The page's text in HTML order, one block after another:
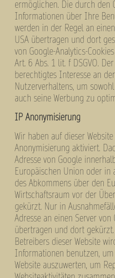
ermöglichen. Die durch den
Informationen über Ihre
werden in der Regel an
USA übertragen und dort
von Google-Analytics-
Art. 6 Abs. 1 lit. f DSGVO.
berechtigtes Interesse an
Nutzerverhaltens, um
auch seine Werbung zu
IP Anonymisierung
Wir haben auf dieser
Anonymisierung aktiviert.
Adresse von Google
Europäischen Union oder in
des Abkommens über den
Wirtschaftsraum vor der
gekürzt. Nur in
Adresse an einen Server von
übertragen und dort
Betreibers dieser Website
Informationen benutzen,
Website auszuwerten, um